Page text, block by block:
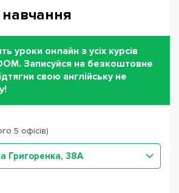
уроки онлайн з усіх курсів
Записуйся на безкоштовне
свою англійську не
5 офісів)
Григоренка, 38А